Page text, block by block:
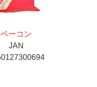
ベーコン
JAN